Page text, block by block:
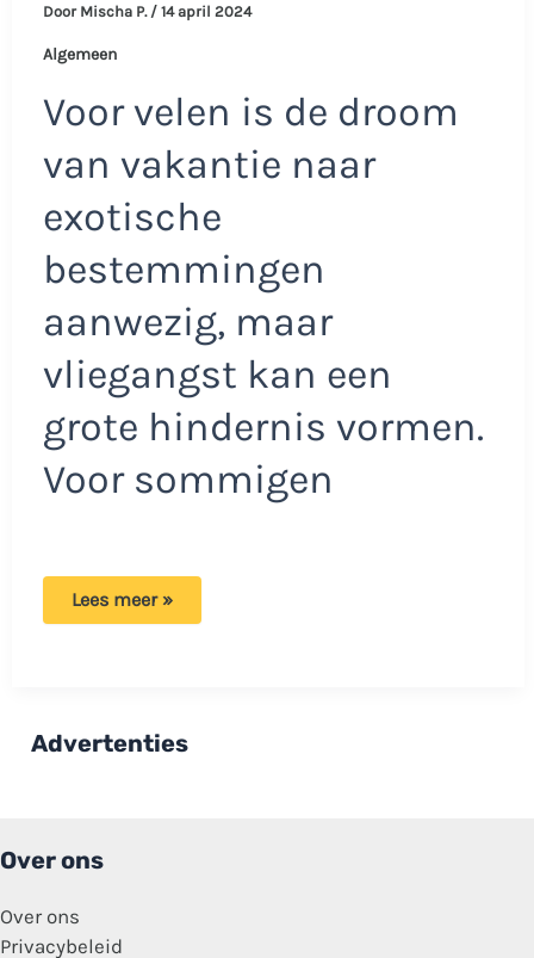
Door Mischa P. / 14 april 2024
Algemeen
Voor velen is de droom
van vakantie naar
exotische
bestemmingen
aanwezig, maar
vliegangst kan een
grote hindernis vormen.
Voor sommigen
Passagiers
tijdens
Lees meer »
Advertenties
Over ons
Over ons
Privacybeleid